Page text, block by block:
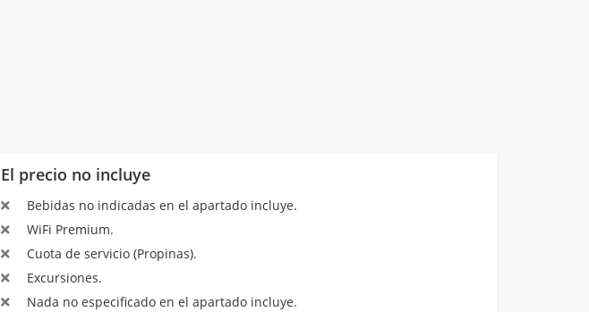
El precio no incluye
Bebidas no indicadas en el apartado incluye.
WiFi Premium.
Cuota de servicio (Propinas).
Excursiones.
Nada no especificado en el apartado incluye.